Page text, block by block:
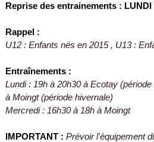
Reprise des entrainements : LUNDI
Rappel :
U12 : Enfants nés en 2015 , U13 :
Entraînements :
Lundi : 19h à 20h30 à Ecotay
à Moingt (période hivernale)
Mercredi : 16h30 à 18h à Moingt
IMPORTANT : Prévoir l'équipement